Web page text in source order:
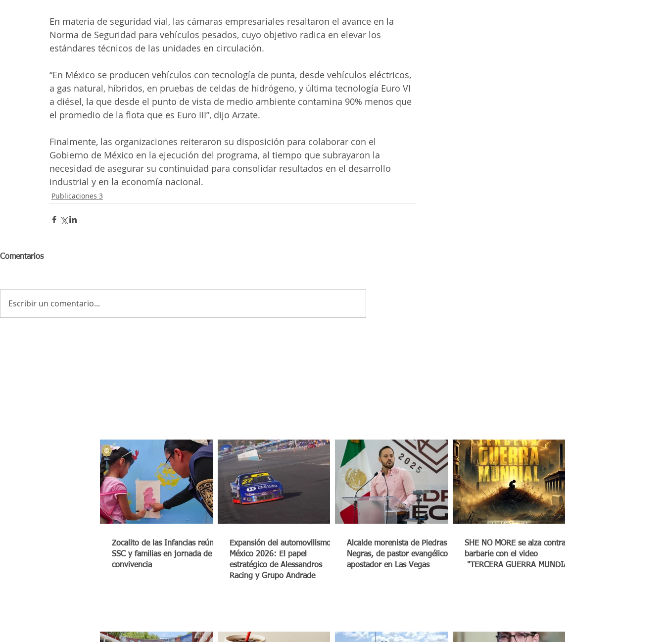
En materia de seguridad vial, las cámaras empresariales resaltaron el avance en la
Norma de Seguridad para vehículos pesados, cuyo objetivo radica en elevar los
estándares técnicos de las unidades en circulación.
“En México se producen vehículos con tecnología de punta, desde vehículos eléctricos,
a gas natural, híbridos, en pruebas de celdas de hidrógeno, y última tecnología Euro VI
a diésel, la que desde el punto de vista de medio ambiente contamina 90% menos que
el promedio de la flota que es Euro III”, dijo Arzate.
Finalmente, las organizaciones reiteraron su disposición para colaborar con el
Gobierno de México en la ejecución del programa, al tiempo que subrayaron la
necesidad de asegurar su continuidad para consolidar resultados en el desarrollo
industrial y en la economía nacional.
Publicaciones 3
Comentarios
Escribir un comentario...
Zocalito de las Infancias reúne a
SSC y familias en jornada de
convivencia
Expansión del automovilismo en
México 2026: El papel
estratégico de Alessandros
Racing y Grupo Andrade
Alcalde morenista de Piedras
Negras, de pastor evangélico a
apostador en Las Vegas
SHE NO MORE se alza contra la
barbarie con el video
"TERCERA GUERRA MUNDIAL"